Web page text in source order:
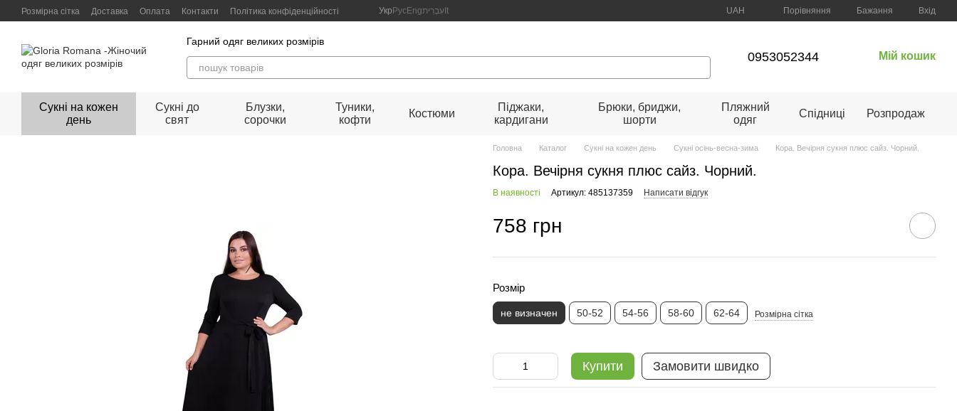
Перейти до основного контенту
Розмірна сітка Доставка Оплата Контакти Політика конфіденційності Укр РусEngעִבְרִית It UAH Порівняння Бажання Вхід
Гарний одяг великих розмірів
0953052344 Мій кошик
Сукні на кожен
день
Сукні до
свят
Блузки,
сорочки
Туники,
кофти
Костюми
Піджаки,
кардигани
Брюки, бриджи,
шорти
Пляжний
одяг
Спідниці Розпродаж
Головна Каталог Сукні на кожен день Сукні осінь-весна-зима Кора. Вечірня сукня плюс сайз. Чорний.
Кора. Вечірня сукня плюс сайз. Чорний.
В наявності Артикул: 485137359 Написати відгук
758 грн
Розмір
не визначен 50-52 54-56 58-60 62-64 Розмірна сітка
Купити Замовити швидко